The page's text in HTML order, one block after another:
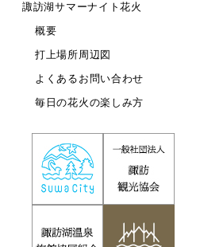
諏訪湖サマーナイト花火
概要
打上場所周辺図
よくあるお問い合わせ
毎日の花火の楽しみ方